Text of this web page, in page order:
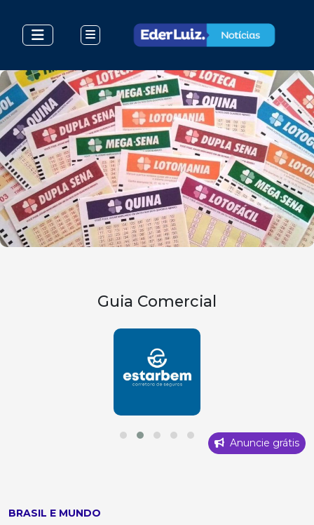
Guia Comercial
Anuncie grátis
BRASIL E MUNDO